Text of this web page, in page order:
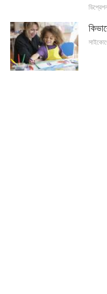
ডিপ্রেশন